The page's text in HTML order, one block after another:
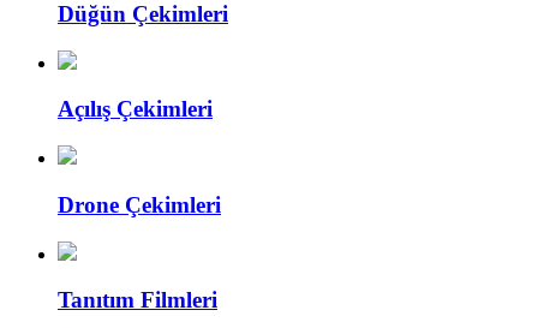
Düğün Çekimleri
Açılış Çekimleri
Drone Çekimleri
Tanıtım Filmleri